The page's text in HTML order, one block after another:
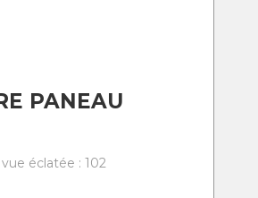
PANEAU
éclatée : 102